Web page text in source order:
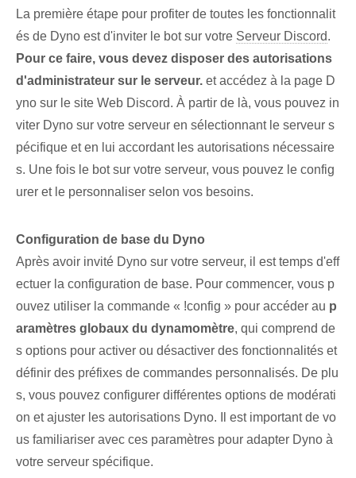
La première étape pour profiter de toutes les fonctionnalit
és de Dyno est d'inviter le bot sur votre Serveur Discord.
Pour ce faire, vous devez disposer des autorisations
d'administrateur sur le serveur. et accédez à la page D
yno sur le site Web Discord. À partir de là,⁤ vous pouvez in
viter Dyno sur ‌votre serveur​ en sélectionnant le serveur s
pécifique et en lui accordant les autorisations nécessaire
s. ⁢Une fois le bot ⁢sur votre serveur⁢, vous pouvez‌ le config
urer et‌ le personnaliser selon vos besoins.
Configuration de base du Dyno
Après avoir invité Dyno⁣ sur ⁣votre⁣ serveur, il est temps d'eff
ectuer la configuration de base. Pour commencer, vous p
ouvez utiliser la commande « !config » pour accéder au p
aramètres globaux du dynamomètre, qui comprend de
s options pour activer ou désactiver des fonctionnalités et
définir des préfixes de commandes personnalisés. De plu
s, vous pouvez configurer différentes options de modérati
on et ajuster les autorisations Dyno. Il est important de vo
us familiariser avec ces paramètres pour adapter Dyno à
votre serveur spécifique.